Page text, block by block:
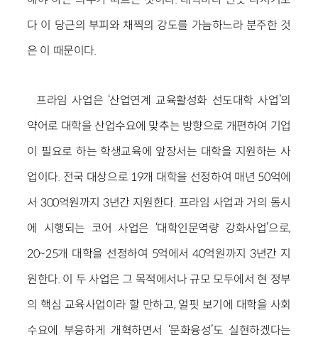
다 이 당근의 부피와 채찍의 강도를 가늠하느라 분주한 것
은 이 때문이다.
프라임 사업은 ‘산업연계 교육활성화 선도대학 사업’의
약어로 대학을 산업수요에 맞추는 방향으로 개편하여 기업
이 필요로 하는 학생교육에 앞장서는 대학을 지원하는 사
업이다. 전국 대상으로 19개 대학을 선정하여 매년 50억에
서 300억원까지 3년간 지원한다. 프라임 사업과 거의 동시
에 시행되는 코어 사업은 ‘대학인문역량 강화사업’으로,
20~25개 대학을 선정하여 5억에서 40억원까지 3년간 지
원한다. 이 두 사업은 그 목적에서나 규모 모두에서 현 정부
의 핵심 교육사업이라 할 만하고, 얼핏 보기에 대학을 사회
수요에 부응하게 개혁하면서 ‘문화융성’도 실현하겠다는